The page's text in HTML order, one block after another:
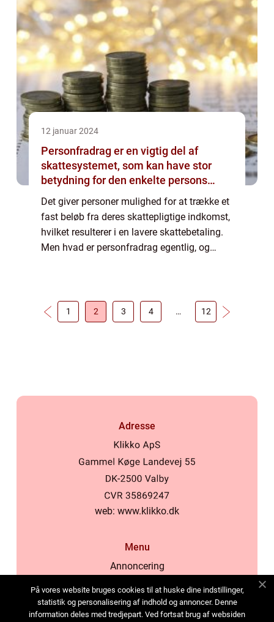
12 januar 2024
Personfradrag er en vigtig del af
skattesystemet, som kan have stor
betydning for den enkelte persons
økonomi
Det giver personer mulighed for at trække et
fast beløb fra deres skattepligtige indkomst,
hvilket resulterer i en lavere skattebetaling.
Men hvad er personfradrag egentlig, og
1 2 3 4 … 12
Adresse
web: www.klikko.dk
Menu
Annoncering
Cookies
Kontakt os
På vores website bruges cookies til at huske dine indstillinger,
statistik og personalisering af indhold og annoncer. Denne
information deles med tredjepart. Ved fortsat brug af websiden